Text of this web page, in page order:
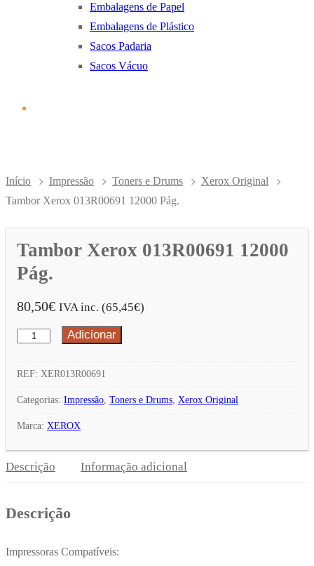
Embalagens de Papel
Embalagens de Plástico
Sacos Padaria
Sacos Vácuo
Início Impressão Toners e Drums
Xerox Original
Tambor Xerox 013R00691 12000 Pág.
Tambor Xerox 013R00691 12000
Pág.
80,50€ IVA inc. (65,45€)
Quantidade
Tambor
Xerox
12000
Pág.
Adicionar
REF: XER013R00691
Categorias: Impressão, Toners e Drums, Xerox Original
Marca: XEROX
Descrição Informação adicional
Descrição
Impressoras Compatíveis: